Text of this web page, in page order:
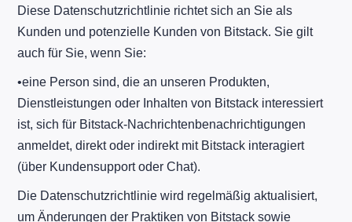
Diese Datenschutzrichtlinie richtet sich an Sie als
Kunden und potenzielle Kunden von Bitstack. Sie gilt
auch für Sie, wenn Sie:
​•​eine Person sind, die an unseren Produkten,
Dienstleistungen oder Inhalten von Bitstack interessiert
ist, sich für Bitstack-Nachrichtenbenachrichtigungen
anmeldet, direkt oder indirekt mit Bitstack interagiert
(über Kundensupport oder Chat).
Die Datenschutzrichtlinie wird regelmäßig aktualisiert,
um Änderungen der Praktiken von Bitstack sowie